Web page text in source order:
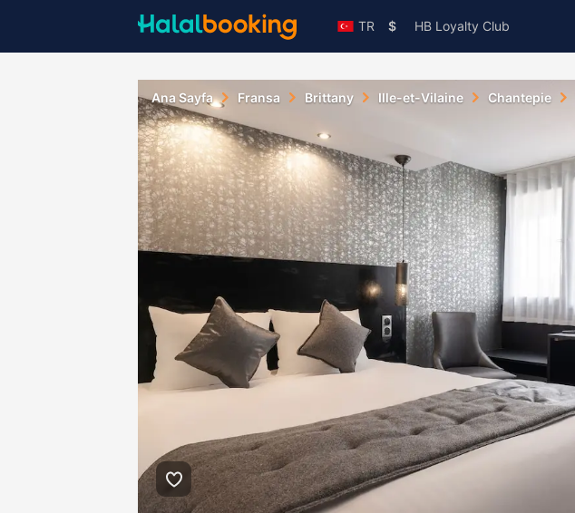
TR $ HB Loyalty Club
Ana Sayfa Fransa Brittany Ille-et-Vilaine Chantepie